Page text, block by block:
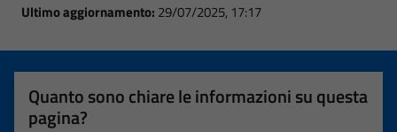
Ultimo aggiornamento: 29/07/2025, 17:17
Quanto sono chiare le informazioni su questa
pagina?